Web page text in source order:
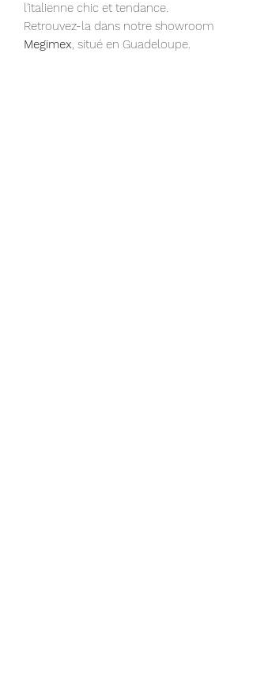
l'italienne chic et tendance.
Retrouvez-la dans notre showroom
Megimex, situé en Guadeloupe.